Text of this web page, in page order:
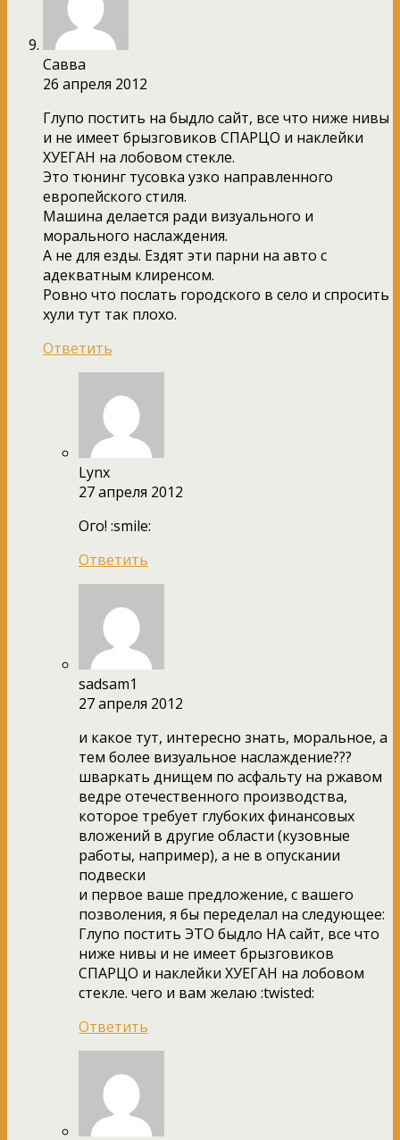
Савва
26 апреля 2012
Глупо постить на быдло сайт, все что ниже нивы
и не имеет брызговиков СПАРЦО и наклейки
ХУЕГАН на лобовом стекле.
Это тюнинг тусовка узко направленного
европейского стиля.
Машина делается ради визуального и
морального наслаждения.
А не для езды. Ездят эти парни на авто с
адекватным клиренсом.
Ровно что послать городского в село и спросить
хули тут так плохо.
Ответить
Lynx
27 апреля 2012
Ого! :smile:
Ответить
sadsam1
27 апреля 2012
и какое тут, интересно знать, моральное, а
тем более визуальное наслаждение???
шваркать днищем по асфальту на ржавом
ведре отечественного производства,
которое требует глубоких финансовых
вложений в другие области (кузовные
работы, например), а не в опускании
подвески
и первое ваше предложение, с вашего
позволения, я бы переделал на следующее:
Глупо постить ЭТО быдло НА сайт, все что
ниже нивы и не имеет брызговиков
СПАРЦО и наклейки ХУЕГАН на лобовом
стекле. чего и вам желаю :twisted:
Ответить